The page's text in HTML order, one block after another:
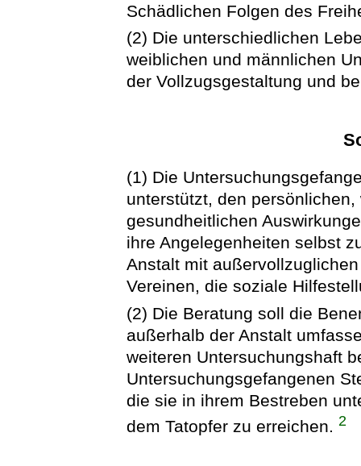
Schädlichen Folgen des
(2) Die unterschiedlichen
weiblichen und männlichen
der Vollzugsgestaltung und
(1) Die
unterstützt, den
gesundheitlichen
ihre Angelegenheiten selbst
Anstalt mit
Vereinen, die soziale
(2) Die Beratung soll die
außerhalb der Anstalt
weiteren Untersuchungshaft
Untersuchungsgefangenen
die sie in ihrem Bestreben
dem Tatopfer zu erreichen.2